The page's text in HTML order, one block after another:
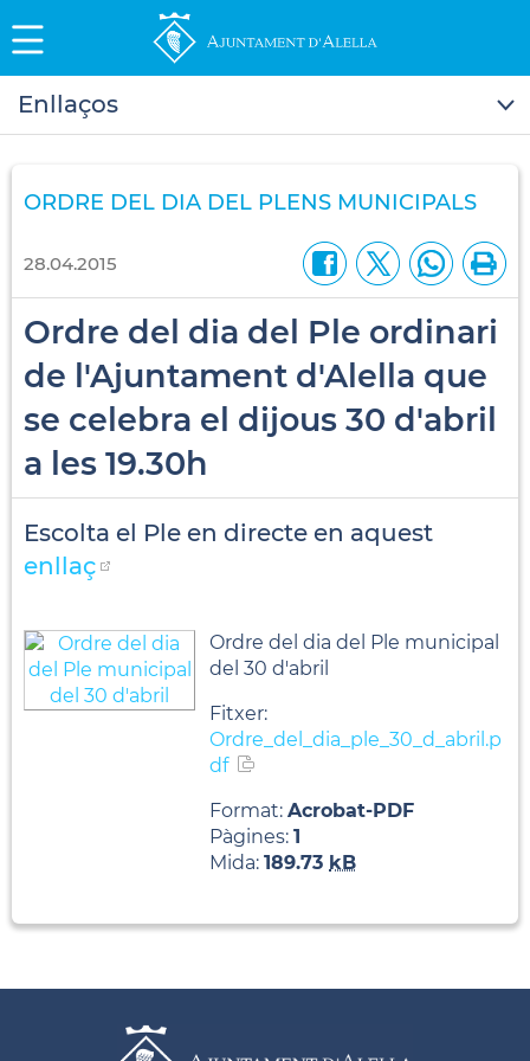
Enllaços
ORDRE DEL DIA DEL PLENS MUNICIPALS
28.04.2015
Ordre del dia del Ple ordinari
de l'Ajuntament d'Alella que
se celebra el dijous 30 d'abril
a les 19.30h
Escolta el Ple en directe en aquest
enllaç
Ordre del dia del Ple municipal
del 30 d'abril
Fitxer:
Ordre_del_dia_ple_30_d_abril.p
df
Format: Acrobat-PDF
Pàgines: 1
Mida: 189.73 kB